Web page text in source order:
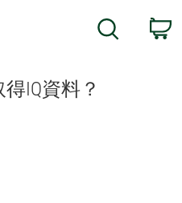
Search
IQ資料？